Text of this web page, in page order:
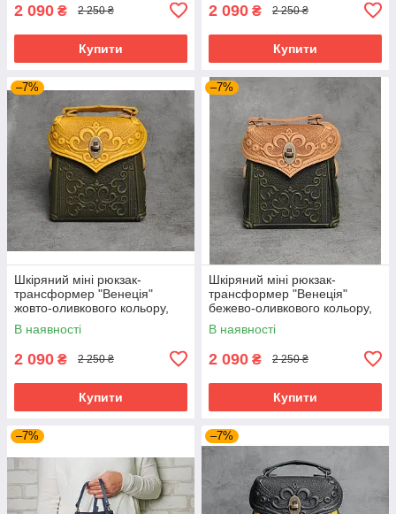
2 090 ₴ 2 250 ₴
Купити
2 090 ₴ 2 250 ₴
Купити
–7%
Шкіряний міні рюкзак-
трансформер "Венеція"
жовто-оливкового кольору,
17х19х7 см
В наявності
2 090 ₴ 2 250 ₴
Купити
–7%
Шкіряний міні рюкзак-
трансформер "Венеція"
бежево-оливкового кольору,
17х19х7 см
В наявності
2 090 ₴ 2 250 ₴
Купити
–7% –7%